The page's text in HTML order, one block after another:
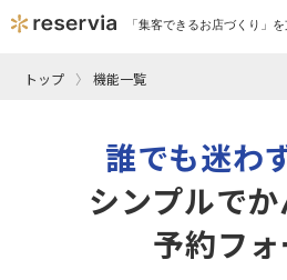
「集客できるお店づくり」
トップ 機能一覧
誰でも迷わ
シンプルで
予約フ